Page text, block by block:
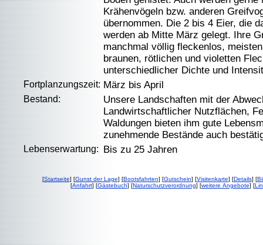
Krähenvögeln bzw. anderen
übernommen. Die 2 bis 4 Eier, die
werden ab Mitte März gelegt. Ihre
manchmal völlig fleckenlos,
braunen, rötlichen und violetten
unterschiedlicher Dichte und
Fortplanzungszeit: März bis April
Bestand:
Unsere Landschaften mit der
Landwirtschaftlicher Nutzflächen,
Waldungen bieten ihm gute
zunehmende Bestände auch
Lebenserwartung: Bis zu 25 Jahren
[Startseite] [Gunst der Lage] [Bootsfahrten] [Gutschein] [Visitenkarte] [Details] [
[Anfahrt] [Gästebuch] [Naturschutzverordnung] [weitere Angebote] [